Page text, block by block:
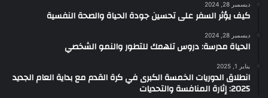
ديسمبر 28, 2024
كيف يؤثر السفر على تحسين جودة الحياة والصحة النفسية
ديسمبر 28, 2024
الحياة مدرسة: دروس تلهمك للتطور والنمو الشخصي
يناير 1, 2025
انطلاق الدوريات الخمسة الكبرى في كرة القدم مع بداية العام الجديد
2025: إثارة المنافسة والتحديات